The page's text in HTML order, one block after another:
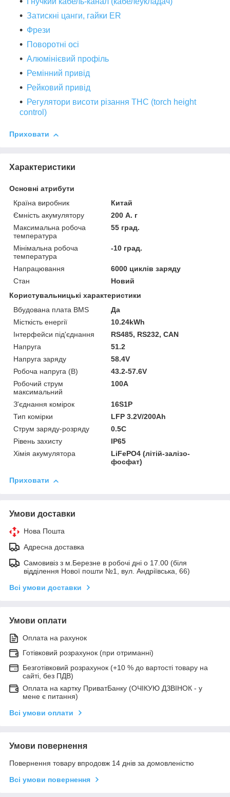
Затискні цанги, гайки ER
Фрези
Поворотні осі
Алюмінієвий профіль
Ремінний привід
Рейковий привід
Регулятори висоти різання THC (torch height
control)
Приховати
Характеристики
Основні атрибути
Країна виробник
Китай
Ємність акумулятору
200 А. г
Максимальна робоча
температура
55 град.
Мінімальна робоча
температура
-10 град.
Напрацювання
6000 циклів заряду
Стан
Новий
Користувальницькі характеристики
Вбудована плата BMS
Да
Місткість енергії
10.24kWh
Інтерфейси під'єднання
RS485, RS232, CAN
Напруга
51.2
Напруга заряду
58.4V
Робоча напруга (В)
43.2-57.6V
Робочий струм
максимальний
100A
З'єднання комірок
16S1P
Тип комірки
LFP 3.2V/200Ah
Струм заряду-розряду
0.5C
Рівень захисту
IP65
Хімія акумулятора
LiFePO4 (літій-залізо-
фосфат)
Приховати
Умови доставки
Нова Пошта
Адресна доставка
Самовивіз з м.Березне в робочі дні о 17.00 (біля
відділення Нової пошти №1, вул. Андріївська, 66)
Всі умови доставки
Умови оплати
Оплата на рахунок
Готівковий розрахунок (при отриманні)
Безготівковий розрахунок (+10 % до вартості товару на
сайті, без ПДВ)
Оплата на картку ПриватБанку (ОЧІКУЮ ДЗВІНОК - у
мене є питання)
Всі умови оплати
Умови повернення
Повернення товару впродовж 14 днів за домовленістю
Всі умови повернення